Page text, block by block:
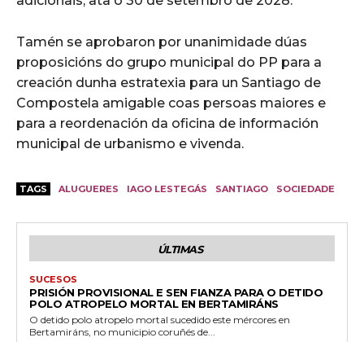
Tamén se aprobaron por unanimidade dúas
proposicións do grupo municipal do PP para a
creación dunha estratexia para un Santiago de
Compostela amigable coas persoas maiores e
para a reordenación da oficina de información
municipal de urbanismo e vivenda.
TAGS ALUGUERES IAGO LESTEGÁS SANTIAGO SOCIEDADE
ÚLTIMAS
SUCESOS
PRISIÓN PROVISIONAL E SEN FIANZA PARA O DETIDO
POLO ATROPELO MORTAL EN BERTAMIRÁNS
O detido polo atropelo mortal sucedido este mércores en
Bertamiráns, no municipio coruñés de...